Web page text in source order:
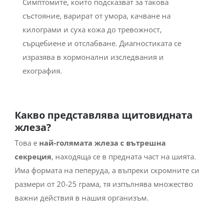
Симптомите, които подсказват за такова
състояние, варират от умора, качване на
килограми и суха кожа до тревожност,
сърцебиене и отслабване. Диагностиката се
изразява в хормонални изследвания и
ехография.
Какво представлява щитовидната
жлеза?
Това е най-голямата жлеза с вътрешна
секреция, находяща се в предната част на шията.
Има формата на пеперуда, а въпреки скромните си
размери от 20-25 грама, тя изпълнява множество
важни действия в нашия организъм.